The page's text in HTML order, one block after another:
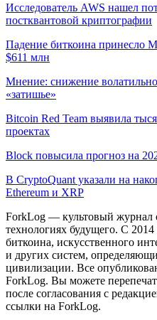
Исследователь AWS нашел
постквантовой криптографии
Падение биткоина принесло
$611 млн
Мнение: снижение
«затишье»
Bitcoin Red Team выявила
проектах
Block повысила прогноз на
В CryptoQuant указали на
Ethereum и XRP
ForkLog — культовый журнал
технологиях будущего. С
биткоина, искусственного
и других систем,
цивилизации. Все
ForkLog. Вы можете
после согласования с
ссылки на ForkLog.